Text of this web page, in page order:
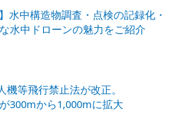
水中構造物調査・点検の記録化・
水中ドローンの魅力をご紹介
等飛行禁止法が改正。
300mから1,000mに拡大